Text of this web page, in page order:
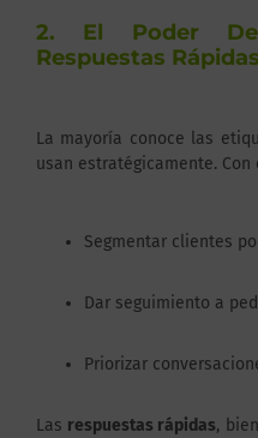
2. El Poder
Respuestas Rápidas
La mayoría conoce las
usan estratégicamente. Con
Segmentar clientes
Dar seguimiento a
Priorizar
Las respuestas rápidas,